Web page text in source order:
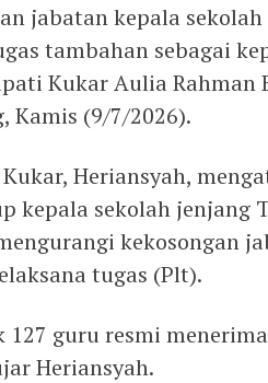
jabatan kepala
tambahan sebagai
Kukar Aulia Rahman
Kamis (9/7/2026).
Heriansyah,
kepala sekolah jenjang
kekosongan
tugas (Plt).
127 guru resmi
Heriansyah.